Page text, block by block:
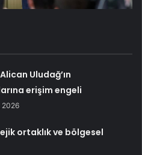
Uludağ’ın
erişim engeli
2026
ortaklık ve bölgesel